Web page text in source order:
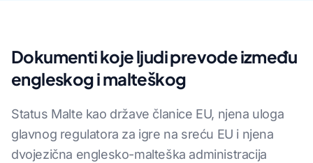
Dokumenti koje ljudi prevode između
engleskog i malteškog
Status Malte kao države članice EU, njena uloga
glavnog regulatora za igre na sreću EU i njena
dvojezična englesko-malteška administracija